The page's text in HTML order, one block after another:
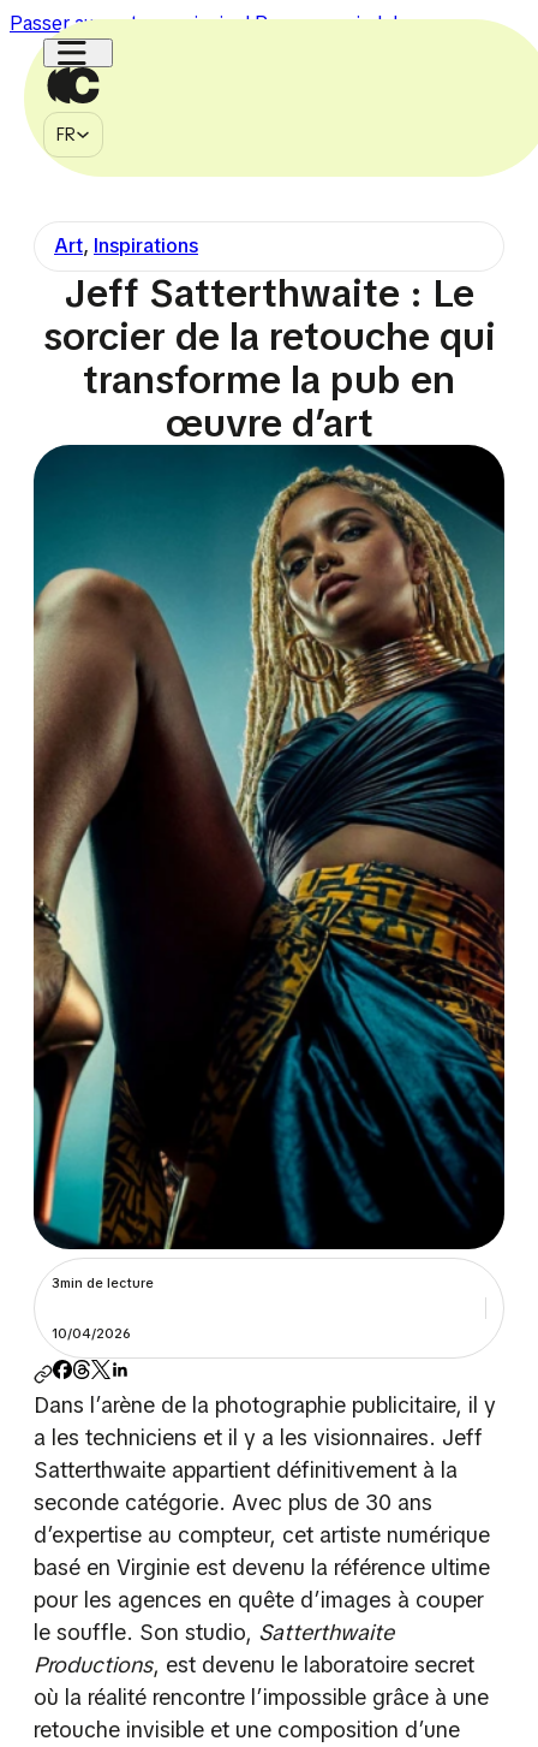
Passer au contenu principalPasser au pied de page
FR
FR
MÉDIA
À PROPOS
CONTACT
750k 150k
Art, Inspirations
Jeff Satterthwaite : Le
sorcier de la retouche qui
transforme la pub en
œuvre d’art
3min de lecture
10/04/2026
Dans l’arène de la photographie publicitaire, il y
a les techniciens et il y a les visionnaires. Jeff
Satterthwaite appartient définitivement à la
seconde catégorie. Avec plus de 30 ans
d’expertise au compteur, cet artiste numérique
basé en Virginie est devenu la référence ultime
pour les agences en quête d’images à couper
le souffle. Son studio, Satterthwaite
Productions, est devenu le laboratoire secret
où la réalité rencontre l’impossible grâce à une
retouche invisible et une composition d’une